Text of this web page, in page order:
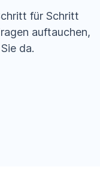
für Schritt
auftauchen,
da.